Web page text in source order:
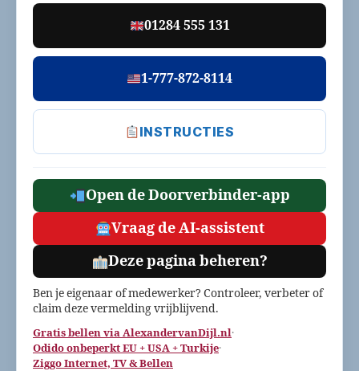
01284 555 131
1-777-872-8114
INSTRUCTIES
Open de Doorverbinder-app
Vraag de AI-assistent
Deze pagina beheren?
Ben je eigenaar of medewerker? Controleer, verbeter of
claim deze vermelding vrijblijvend.
Gratis bellen via AlexandervanDijl.nl·
Odido onbeperkt EU + USA + Turkije·
Ziggo Internet, TV & Bellen